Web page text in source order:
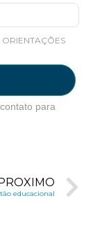
para
PRÓXIMO
educacional